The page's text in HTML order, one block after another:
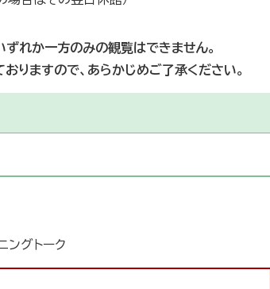
れか一方のみの観覧はできません。
りますので、あらかじめご了承ください。
ングトーク